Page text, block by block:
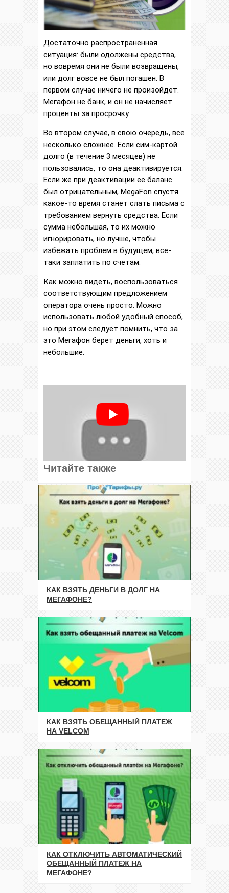
Достаточно распространенная
ситуация: были одолжены средства,
но вовремя они не были возвращены,
или долг вовсе не был погашен. В
первом случае ничего не произойдет.
Мегафон не банк, и он не начисляет
проценты за просрочку.
Во втором случае, в свою очередь, все
несколько сложнее. Если сим-картой
долго (в течение 3 месяцев) не
пользовались, то она деактивируется.
Если же при деактивации ее баланс
был отрицательным, MegaFon спустя
какое-то время станет слать письма с
требованием вернуть средства. Если
сумма небольшая, то их можно
игнорировать, но лучше, чтобы
избежать проблем в будущем, все-
таки заплатить по счетам.
Как можно видеть, воспользоваться
соответствующим предложением
оператора очень просто. Можно
использовать любой удобный способ,
но при этом следует помнить, что за
это Мегафон берет деньги, хоть и
небольшие.
Читайте также
КАК ВЗЯТЬ ДЕНЬГИ В ДОЛГ НА
МЕГАФОНЕ?
КАК ВЗЯТЬ ОБЕЩАННЫЙ ПЛАТЕЖ
НА VELCOM
КАК ОТКЛЮЧИТЬ АВТОМАТИЧЕСКИЙ
ОБЕЩАННЫЙ ПЛАТЕЖ НА
МЕГАФОНЕ?